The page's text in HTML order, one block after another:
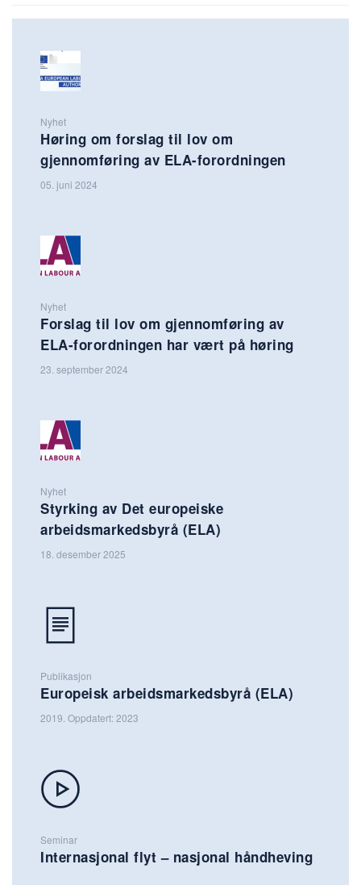
Nyhet
Høring om forslag til lov om
gjennomføring av ELA-forordningen
05. juni 2024
Nyhet
Forslag til lov om gjennomføring av
ELA-forordningen har vært på høring
23. september 2024
Nyhet
Styrking av Det europeiske
arbeidsmarkedsbyrå (ELA)
18. desember 2025
Publikasjon
Europeisk arbeidsmarkedsbyrå (ELA)
2019. Oppdatert: 2023
Seminar
Internasjonal flyt – nasjonal håndheving